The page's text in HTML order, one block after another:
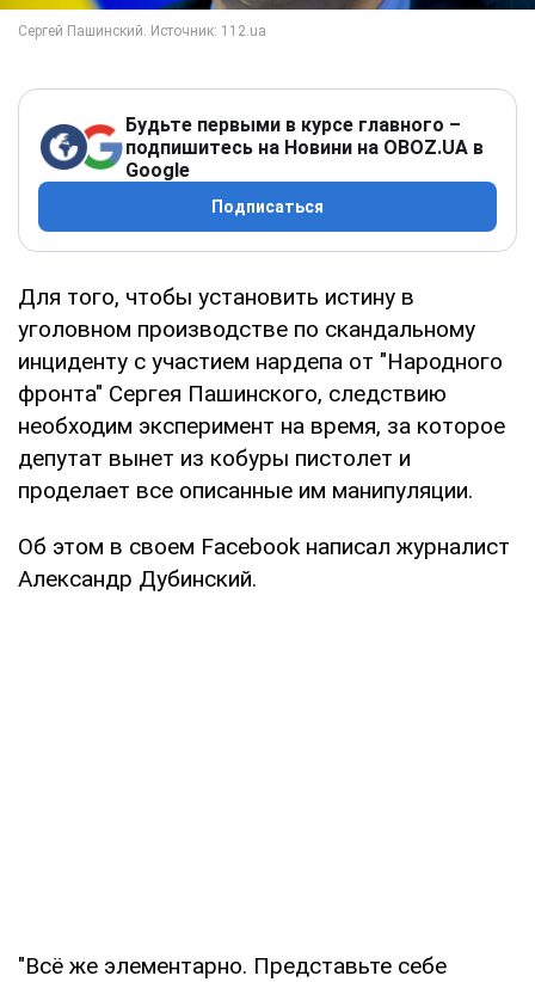
Будьте первыми в курсе главного –
подпишитесь на Новини на OBOZ.UA в
Google
Подписаться
Для того, чтобы установить истину в
уголовном производстве по скандальному
инциденту с участием нардепа от "Народного
фронта" Сергея Пашинского, следствию
необходим эксперимент на время, за которое
депутат вынет из кобуры пистолет и
проделает все описанные им манипуляции.
Об этом в своем Facebook написал журналист
Александр Дубинский.
"Всё же элементарно. Представьте себе